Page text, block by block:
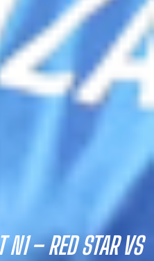
N1 – RED STAR VS